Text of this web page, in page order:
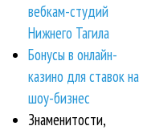
вебкам-студий
Нижнего Тагила
Бонусы в онлайн-
казино для ставок на
шоу-бизнес
Знаменитости,